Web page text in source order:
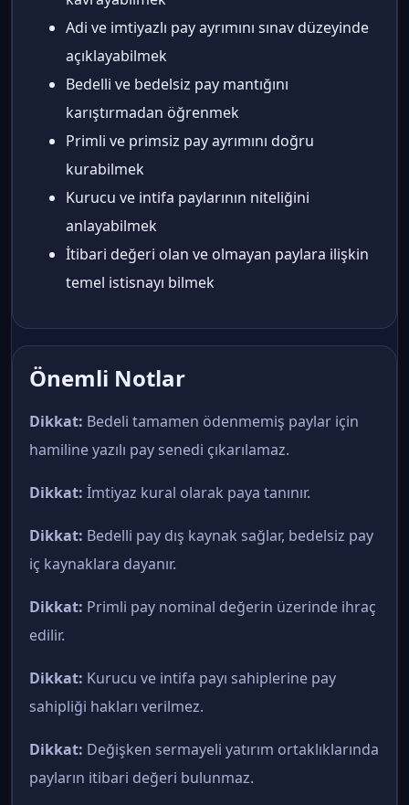
Adi ve imtiyazlı pay ayrımını sınav düzeyinde
açıklayabilmek
Bedelli ve bedelsiz pay mantığını
karıştırmadan öğrenmek
Primli ve primsiz pay ayrımını doğru
kurabilmek
Kurucu ve intifa paylarının niteliğini
anlayabilmek
İtibari değeri olan ve olmayan paylara ilişkin
temel istisnayı bilmek
Önemli Notlar
Dikkat: Bedeli tamamen ödenmemiş paylar için
hamiline yazılı pay senedi çıkarılamaz.
Dikkat: İmtiyaz kural olarak paya tanınır.
Dikkat: Bedelli pay dış kaynak sağlar, bedelsiz pay
iç kaynaklara dayanır.
Dikkat: Primli pay nominal değerin üzerinde ihraç
edilir.
Dikkat: Kurucu ve intifa payı sahiplerine pay
sahipliği hakları verilmez.
Dikkat: Değişken sermayeli yatırım ortaklıklarında
payların itibari değeri bulunmaz.